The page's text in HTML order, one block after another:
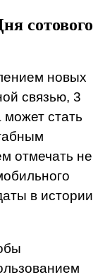
сотового
новых
связью, 3
стать
отмечать не
в истории